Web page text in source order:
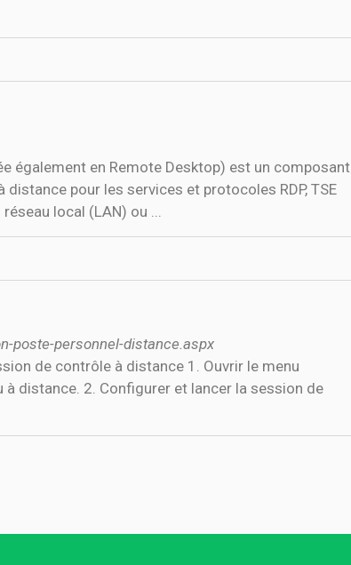
également en Remote Desktop) est un composant
pour les services et protocoles RDP, TSE
local (LAN) ou ...
poste-personnel-distance.aspx
de contrôle à distance 1. Ouvrir le menu
distance. 2. Configurer et lancer la session de